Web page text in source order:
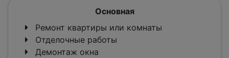
Основная
Ремонт квартиры или комнаты
Отделочные работы
Демонтаж окна